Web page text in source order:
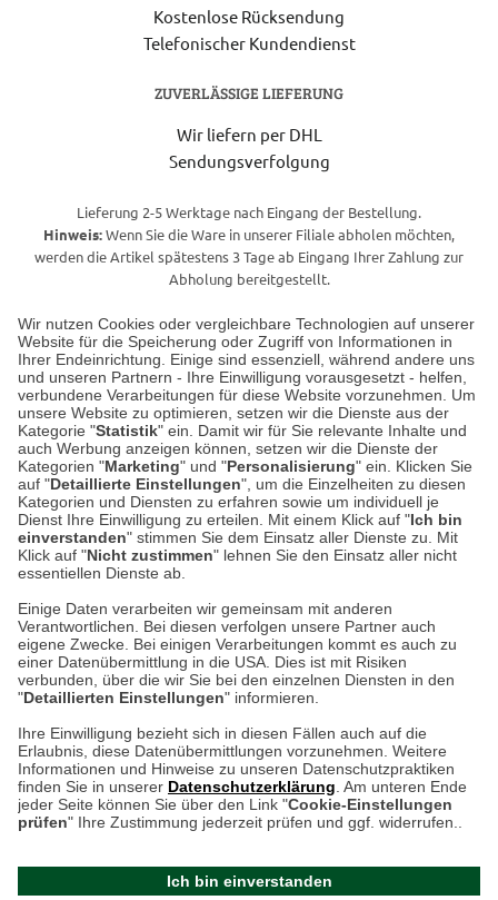
Wir nutzen Cookies oder vergleichbare Technologien auf unserer
Website für die Speicherung oder Zugriff von Informationen in
Ihrer Endeinrichtung. Einige sind essenziell, während andere uns
und unseren Partnern - Ihre Einwilligung vorausgesetzt - helfen,
verbundene Verarbeitungen für diese Website vorzunehmen. Um
unsere Website zu optimieren, setzen wir die Dienste aus der
Kategorie "Statistik" ein. Damit wir für Sie relevante Inhalte und
auch Werbung anzeigen können, setzen wir die Dienste der
Kategorien "Marketing" und "Personalisierung" ein. Klicken Sie
auf "Detaillierte Einstellungen", um die Einzelheiten zu diesen
Kategorien und Diensten zu erfahren sowie um individuell je
Dienst Ihre Einwilligung zu erteilen. Mit einem Klick auf "Ich bin
einverstanden" stimmen Sie dem Einsatz aller Dienste zu. Mit
Klick auf "Nicht zustimmen" lehnen Sie den Einsatz aller nicht
essentiellen Dienste ab.
Einige Daten verarbeiten wir gemeinsam mit anderen
Verantwortlichen. Bei diesen verfolgen unsere Partner auch
eigene Zwecke. Bei einigen Verarbeitungen kommt es auch zu
einer Datenübermittlung in die USA. Dies ist mit Risiken
verbunden, über die wir Sie bei den einzelnen Diensten in den
"Detaillierten Einstellungen" informieren.
Ihre Einwilligung bezieht sich in diesen Fällen auch auf die
Erlaubnis, diese Datenübermittlungen vorzunehmen. Weitere
Informationen und Hinweise zu unseren Datenschutzpraktiken
finden Sie in unserer Datenschutzerklärung . Am unteren Ende
jeder Seite können Sie über den Link "Cookie-Einstellungen
prüfen" Ihre Zustimmung jederzeit prüfen und ggf. widerrufen..
Ich bin einverstanden
Kostenlose Rücksendung
Telefonischer Kundendienst
ZUVERLÄSSIGE LIEFERUNG
Wir liefern per DHL
Sendungsverfolgung
Lieferung 2-5 Werktage nach Eingang der Bestellung.
Hinweis:Wenn Sie die Ware in unserer Filiale abholen möchten,
werden die Artikel spätestens 3 Tage ab Eingang Ihrer Zahlung zur
Abholung bereitgestellt.
Unser Geschäft in Meckenheim
Auf dem Steinbüchel 6
53340 Meckenheim
Montag bis Samstag 9:00 Uhr bis 18:00 Uhr
weitere Information
Hier finden Sie uns im Netz
Kontakt
Umwelt und Entsorgung
Zur Echtheit von Bewertungen
Hinweisgeber-Schutzgesetz
Barrierefreiheit unserer Website
am 07.08.2026 um 09:17
Cookie-Einstellungen in Ihrem Browser
ACHTUNG!
Ihr Browser speichert aktuell keine Cookies!
Leider können Sie in diesem Fall unseren Online-Shop